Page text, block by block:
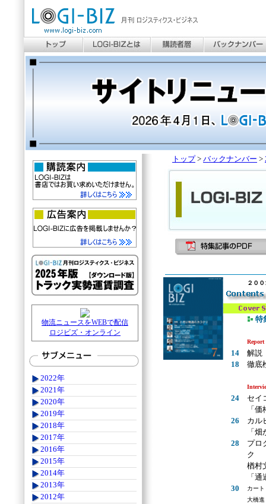
トップ > バックナンバー >
２０
特
Report
14
解説
18
徹底
24
セ
「
26
カ
「
28
プロ
ク
楢村
「
30
カー
大橋
物流ニュースをWEBで配信
ロジビズ・オンライン
2022年
2021年
2020年
2019年
2018年
2017年
2016年
2015年
2014年
2013年
2012年